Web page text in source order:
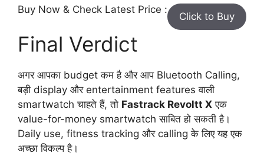
Buy Now & Check Latest Price :
Click to Buy
Final Verdict
अगर आपका budget कम है और आप Bluetooth Calling,
बड़ी display और entertainment features वाली
smartwatch चाहते हैं, तो Fastrack Revoltt X एक
value-for-money smartwatch साबित हो सकती है।
Daily use, fitness tracking और calling के लिए यह एक
अच्छा विकल्प है।